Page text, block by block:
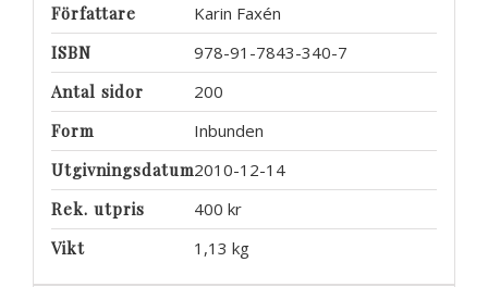
Författare
Karin Faxén
ISBN
978-91-7843-340-7
Antal sidor
200
Form
Inbunden
Utgivningsdatum2010-12-14
Rek. utpris
400 kr
Vikt
1,13 kg